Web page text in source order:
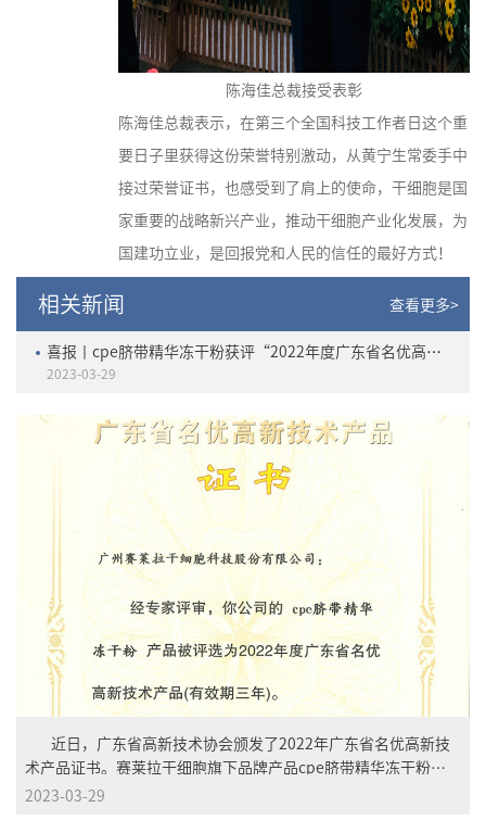
陈海佳总裁接受表彰
陈海佳总裁表示，在第三个全国科技工作者日这个重
要日子里获得这份荣誉特别激动，从黄宁生常委手中
接过荣誉证书，也感受到了肩上的使命，干细胞是国
家重要的战略新兴产业，推动干细胞产业化发展，为
国建功立业，是回报党和人民的信任的最好方式！
相关新闻 查看更多>
喜报丨cpe脐带精华冻干粉获评“2022年度广东省名优高新技术产品”
2023-03-29
近日，广东省高新技术协会颁发了2022年广东省名优高新技
术产品证书。赛莱拉干细胞旗下品牌产品cpe脐带精华冻干粉凭
借突出的创新能力、先进的核心技术、优异的产品品质和广阔的
2023-03-29